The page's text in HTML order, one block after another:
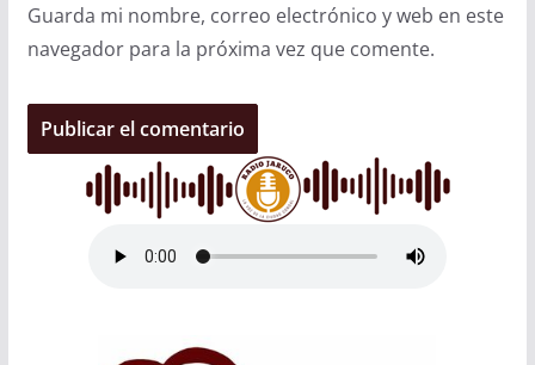
Guarda mi nombre, correo electrónico y web en este
navegador para la próxima vez que comente.